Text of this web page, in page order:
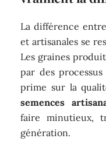
La différence
et artisanales se
Les graines
par des
prime sur la
semences
faire minutieux,
génération.